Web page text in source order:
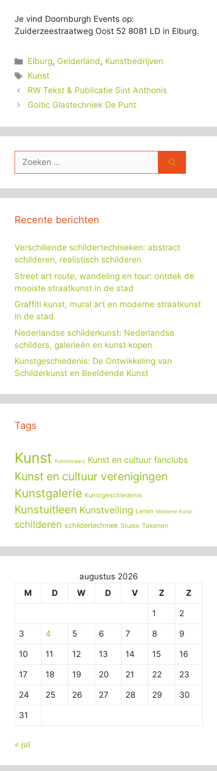
Je vind Doornburgh Events op:
Zuiderzeestraatweg Oost 52 8081 LD in Elburg.
Categorieën
Elburg, Gelderland, Kunstbedrijven
Tags
Kunst
RW Tekst & Publicatie Sint Anthonis
Goitic Glastechniek De Punt
Zoek
Recente berichten
Verschillende schildertechnieken: abstract
schilderen, realistisch schilderen
Street art route, wandeling en tour: ontdek de
mooiste straatkunst in de stad
Graffiti kunst, mural art en moderne straatkunst
in de stad
Nederlandse schilderkunst: Nederlandse
schilders, galerieën en kunst kopen
Kunstgeschiedenis: De Ontwikkeling van
Schilderkunst en Beeldende Kunst
Tags
Kunst Kunstenaars Kunst en cultuur fanclubs
Kunst en cultuur verenigingen
Kunstgalerie Kunstgeschiedenis
Kunstuitleen Kunstveiling Leren Moderne Kunst
schilderen schildertechniek Studie Tekenen
augustus 2026
M
D W D V Z Z
1 2
3 4 5 6 7 8 9
10 11 12 13 14 15 16
17 18 19 20 21 22 23
24 25 26 27 28 29 30
31
« jul